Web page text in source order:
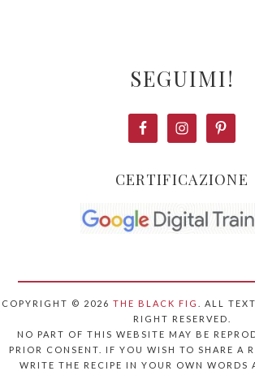
SEGUIMI!
CERTIFICAZIONE
COPYRIGHT © 2026 THE BLACK FIG
. ALL
RIGHT RESERVED.
NO PART OF THIS WEBSITE MAY BE
PRIOR CONSENT. IF YOU WISH TO SHARE A
WRITE THE RECIPE IN YOUR OWN WORDS